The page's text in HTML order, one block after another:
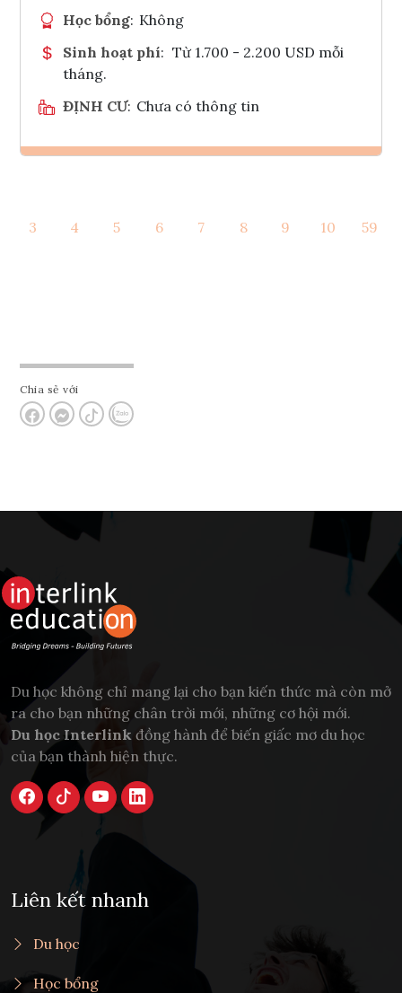
Học bổng: Không
Sinh hoạt phí: Từ 1.700 - 2.200 USD mỗi
tháng.
ĐỊNH CƯ: Chưa có thông tin
Tham vấn Interlink
3 4 5 6 7 8 9 10 59
Chia sẻ với
Du học không chỉ mang lại cho bạn kiến thức mà còn mở
ra cho bạn những chân trời mới, những cơ hội mới.
Du học Interlink đồng hành để biến giấc mơ du học
của bạn thành hiện thực.
Liên kết nhanh
Du học
Học bổng